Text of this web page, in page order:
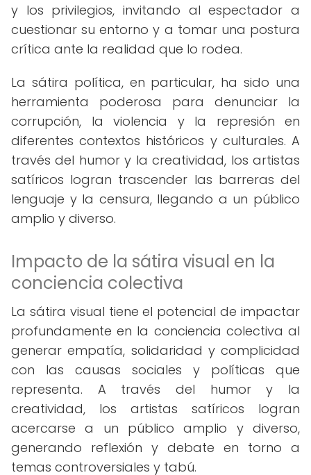
y los privilegios, invitando al espectador a
cuestionar su entorno y a tomar una postura
crítica ante la realidad que lo rodea.
La sátira política, en particular, ha sido una
herramienta poderosa para denunciar la
corrupción, la violencia y la represión en
diferentes contextos históricos y culturales. A
través del humor y la creatividad, los artistas
satíricos logran trascender las barreras del
lenguaje y la censura, llegando a un público
amplio y diverso.
Impacto de la sátira visual en la
conciencia colectiva
La sátira visual tiene el potencial de impactar
profundamente en la conciencia colectiva al
generar empatía, solidaridad y complicidad
con las causas sociales y políticas que
representa. A través del humor y la
creatividad, los artistas satíricos logran
acercarse a un público amplio y diverso,
generando reflexión y debate en torno a
temas controversiales y tabú.